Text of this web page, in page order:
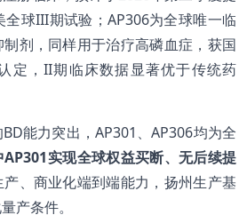
球III期试验；AP306为全球唯一临
剂，同样用于治疗高磷血症，获国
定，II期临床数据显著优于传统药
能力突出，AP301、AP306均为全
AP301实现全球权益买断、无后续提
、商业化端到端能力，扬州生产基
产条件。